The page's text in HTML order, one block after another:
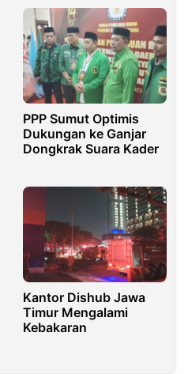
PPP Sumut Optimis
Dukungan ke Ganjar
Dongkrak Suara Kader
Kantor Dishub Jawa
Timur Mengalami
Kebakaran